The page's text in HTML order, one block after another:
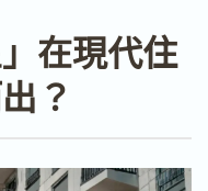
在現代住
？